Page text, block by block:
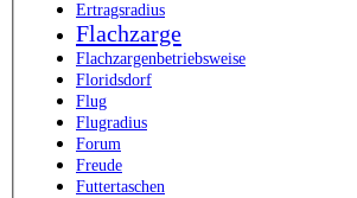
Ertragsradius
Flachzarge
Flachzargenbetriebsweise
Floridsdorf
Flug
Flugradius
Forum
Freude
Futtertaschen